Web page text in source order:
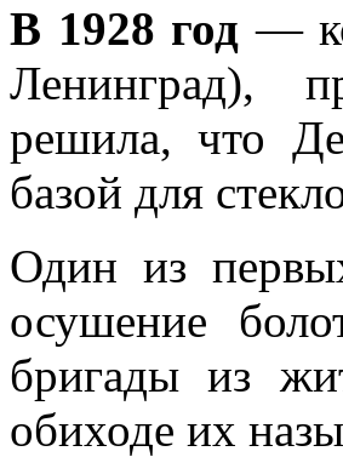
В 1928 год —
Ленинград),
решила, что
базой для
Один из
осушение
бригады из
обиходе их